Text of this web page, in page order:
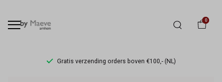
0
Gratis verzending orders boven €100,- (NL)